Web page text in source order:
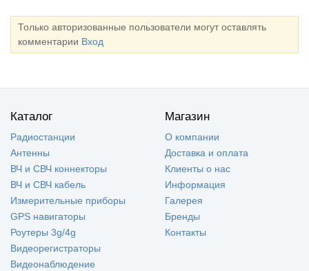
Только авторизованные пользователи могут оставлять
комментарии Вход
Каталог
Радиостанции
Антенны
ВЧ и СВЧ коннекторы
ВЧ и СВЧ кабель
Измерительные приборы
GPS навигаторы
Роутеры 3g/4g
Видеорегистраторы
Видеонаблюдение
Магазин
О компании
Доставка и оплата
Клиенты о нас
Информация
Галерея
Бренды
Контакты